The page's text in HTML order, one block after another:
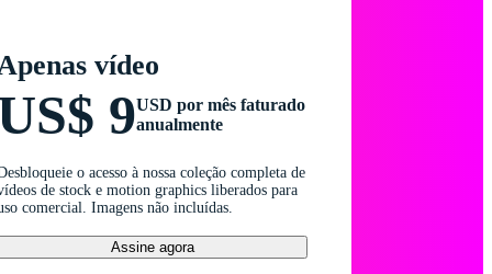
vídeo
9USD por mês faturado
anualmente
o acesso à nossa coleção completa de
de stock e motion graphics liberados para
comercial. Imagens não incluídas.
Assine agora